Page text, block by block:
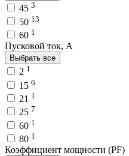
45 3
50 13
60 1
Пусковой ток, A
Выбрать все
2 1
15 6
21 1
25 7
60 1
80 1
Коэффициент мощности (PF)